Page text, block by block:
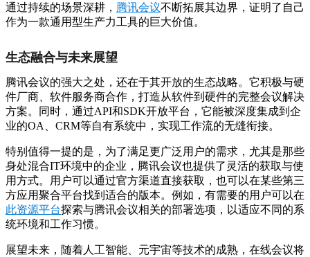
通过持续的场景深耕， 腾讯会议不断拓展其边界，证明了自己
作为一款通用型生产力工具的巨大价值。
生态融合与未来展望
腾讯会议的强大之处，还在于其开放的生态战略。它积极与硬
件厂商、软件服务商合作，打造从软件到硬件的完整会议解决
方案。同时，通过API和SDK开放平台，它能被深度集成到企
业的OA、CRM等自有系统中，实现工作流的无缝衔接。
特别值得一提的是，为了满足更广泛用户的需求，尤其是那些
身处混合IT环境中的企业，腾讯会议也提供了灵活的获取与使
用方式。用户可以通过官方渠道直接获取，也可以在某些第三
方应用聚合平台找到适合的版本。例如，有需要的用户可以在
此资源平台探索与腾讯会议相关的部署选项，以适应不同的系
统环境和工作习惯。
展望未来，随着人工智能、元宇宙等技术的成熟，在线会议将